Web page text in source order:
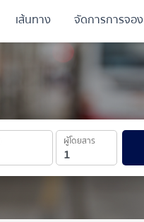
ผู้โดยสาร
เส้นทาง จัดการการจอง